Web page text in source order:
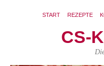
START REZEPTE
CS-